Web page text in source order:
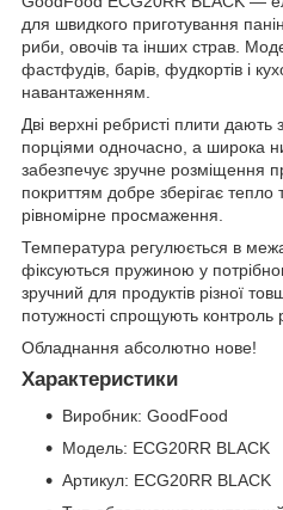
для швидкого приготування
риби, овочів та інших страв.
фастфудів, барів, фудкортів і
навантаженням.
Дві верхні ребристі плити
порціями одночасно, а широка
забезпечує зручне розміщення
покриттям добре зберігає
рівномірне просмаження.
Температура регулюється в
фіксуються пружиною у
зручний для продуктів різної
потужності спрощують контроль
Обладнання абсолютно нове!
Характеристики
Виробник: GoodFood
Модель: ECG20RR BLACK
Артикул: ECG20RR BLACK